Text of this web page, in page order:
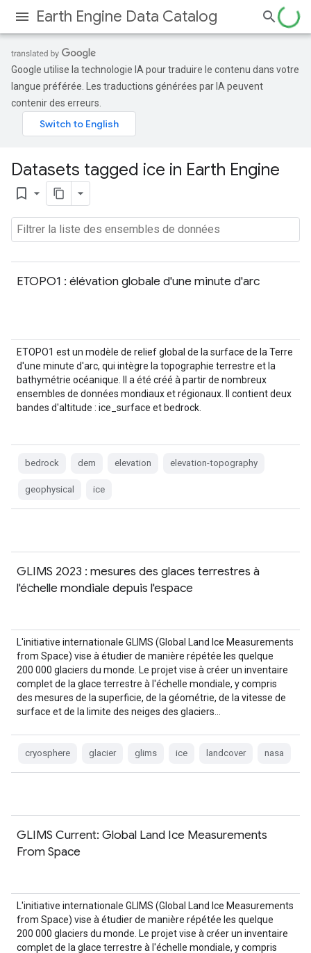
Earth Engine Data Catalog
Google utilise la technologie IA pour traduire le contenu dans votre
langue préférée. Les traductions générées par IA peuvent
contenir des erreurs.
Datasets tagged ice in Earth Engine
bookmark_border
ETOPO1 : élévation globale d'une minute d'arc
ETOPO1 est un modèle de relief global de la surface de la Terre
d'une minute d'arc, qui intègre la topographie terrestre et la
bathymétrie océanique. Il a été créé à partir de nombreux
ensembles de données mondiaux et régionaux. Il contient deux
bandes d'altitude : ice_surface et bedrock.
bedrock dem elevation elevation-topography
geophysical ice
GLIMS 2023 : mesures des glaces terrestres à
l'échelle mondiale depuis l'espace
L'initiative internationale GLIMS (Global Land Ice Measurements
from Space) vise à étudier de manière répétée les quelque
200 000 glaciers du monde. Le projet vise à créer un inventaire
complet de la glace terrestre à l'échelle mondiale, y compris
des mesures de la superficie, de la géométrie, de la vitesse de
surface et de la limite des neiges des glaciers…
cryosphere glacier glims ice landcover nasa
GLIMS Current: Global Land Ice Measurements
From Space
L'initiative internationale GLIMS (Global Land Ice Measurements
from Space) vise à étudier de manière répétée les quelque
200 000 glaciers du monde. Le projet vise à créer un inventaire
complet de la glace terrestre à l'échelle mondiale, y compris